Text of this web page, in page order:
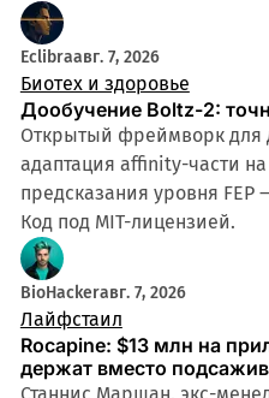
Eclibraавг. 7, 2026
Биотех и здоровье
Дообучение Boltz-2:
Открытый фреймворк для
адаптация affinity-части на
предсказания уровня
Код под MIT-лицензией.
BioHackerавг. 7, 2026
Лайфстаил
Rocapine: $13 млн на
держат вместо